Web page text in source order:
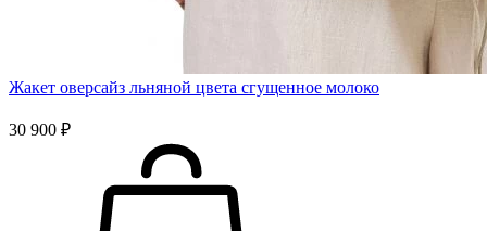
Жакет оверсайз льняной цвета сгущенное молоко
30 900 ₽